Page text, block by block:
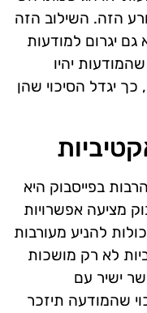
הזה. השילוב הזה
יגרום למודעות
יהיו
יגדל הסיכוי שהן
בפייסבוק היא
מציעה אפשרויות
להניע מעורבות
לא רק מושכות
ישיר עם
שהמודעה תיזכר